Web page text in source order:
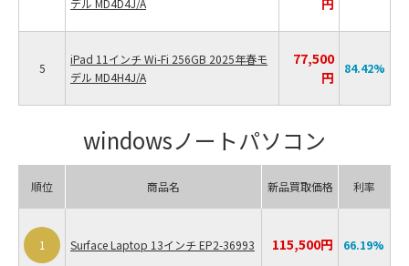
5
iPad 11インチ Wi-Fi 256GB 2025年春モ
デル MD4H4J/A
77,500
円
84.42%
windowsノートパソコン
順位 商品名 新品買取価格 利率
1 Surface Laptop 13インチ EP2-36993 115,500円 66.19%